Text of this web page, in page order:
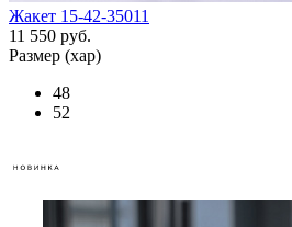
Жакет 15-42-35011
11 550 руб.
Размер (хар)
48
52